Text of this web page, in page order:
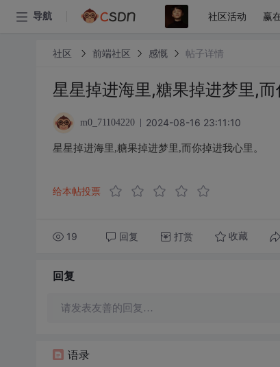
导航 社区活动 赢
社区 前端社区 感慨 帖子详情
星星掉进海里,糖果掉进梦里,
m0_71104220 2024-08-16 23:11:10
星星掉进海里,糖果掉进梦里,而你掉进我心里。
给本帖投票
19 回复 打赏 收藏
回复
请发表友善的回复…
语录